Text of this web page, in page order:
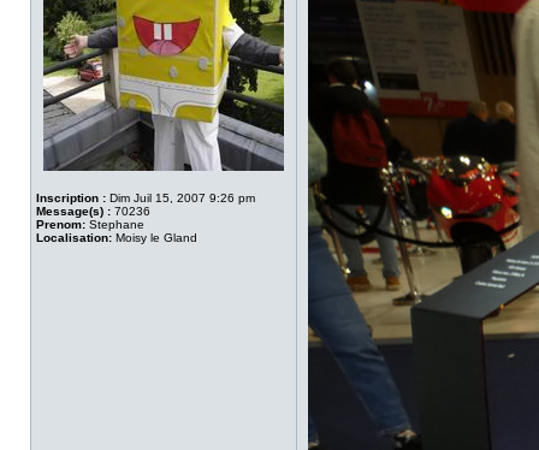
Inscription : Dim Juil 15, 2007 9:26 pm
Message(s) : 70236
Prenom: Stephane
Localisation: Moisy le Gland